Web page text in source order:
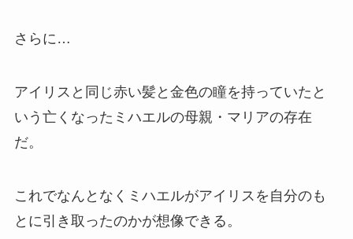
さらに…
アイリスと同じ赤い髪と金色の瞳を持っていたと
いう亡くなったミハエルの母親・マリアの存在
だ。
これでなんとなくミハエルがアイリスを自分のも
とに引き取ったのかが想像できる。